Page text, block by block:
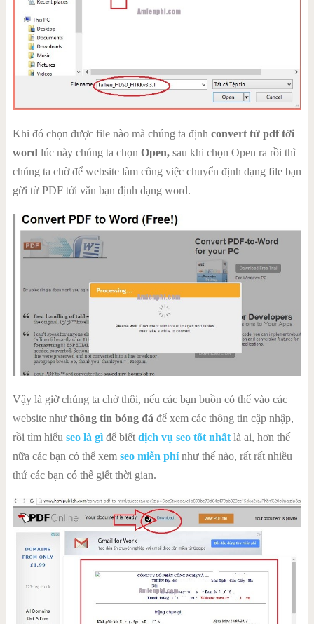
Khi đó chọn được file nào mà chúng ta định convert từ pdf tới
word lúc này chúng ta chọn Open, sau khi chọn Open ra rồi thì
chúng ta chờ để website làm công việc chuyển định dạng file bạn
gừi từ PDF tới văn bạn định dạng word.
Vậy là giờ chúng ta chờ thôi, nếu các bạn buồn có thể vào các
website như thông tin bóng đá để xem các thông tin cập nhập,
rồi tìm hiểu seo là gì để biết dịch vụ seo tốt nhất là ai, hơn thế
nữa các bạn có thể xemseo miễn phínhư thế nào, rất rất nhiều
thứ các bạn có thể giết thời gian.